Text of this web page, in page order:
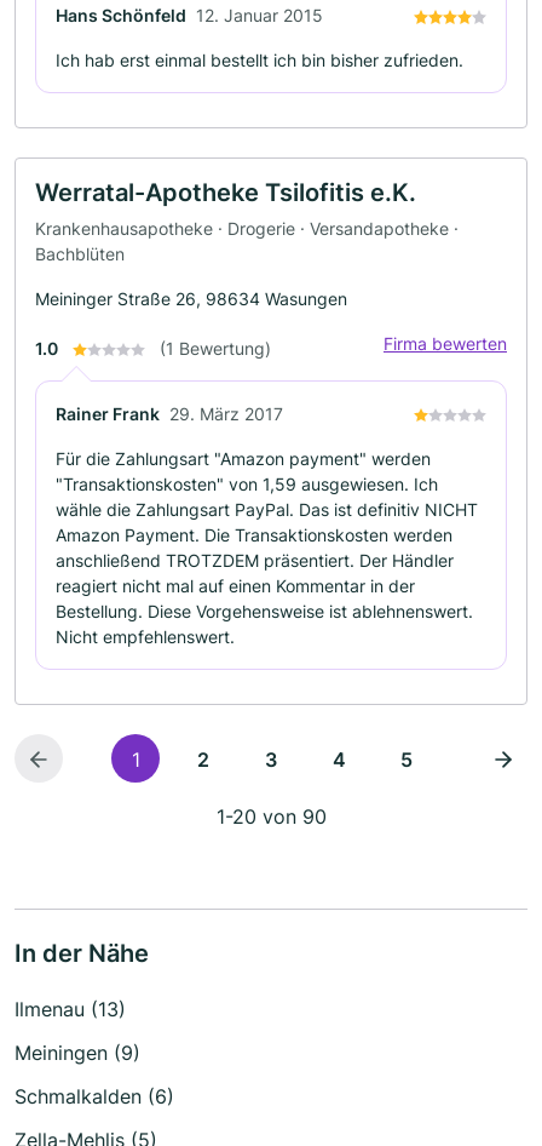
Hans Schönfeld 12. Januar 2015
Ich hab erst einmal bestellt ich bin bisher zufrieden.
Werratal-Apotheke Tsilofitis e.K.
Krankenhausapotheke · Drogerie · Versandapotheke ·
Bachblüten
Meininger Straße 26, 98634 Wasungen
1.0 (1 Bewertung) Firma bewerten
Rainer Frank 29. März 2017
Für die Zahlungsart "Amazon payment" werden
"Transaktionskosten" von 1,59 ausgewiesen. Ich
wähle die Zahlungsart PayPal. Das ist definitiv NICHT
Amazon Payment. Die Transaktionskosten werden
anschließend TROTZDEM präsentiert. Der Händler
reagiert nicht mal auf einen Kommentar in der
Bestellung. Diese Vorgehensweise ist ablehnenswert.
Nicht empfehlenswert.
1 2 3 4 5
1-20 von 90
In der Nähe
Ilmenau (13)
Meiningen (9)
Schmalkalden (6)
Zella-Mehlis (5)